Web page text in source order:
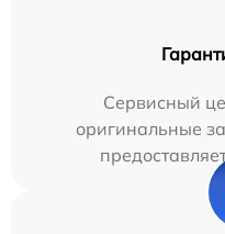
Сервисный
оригинальные